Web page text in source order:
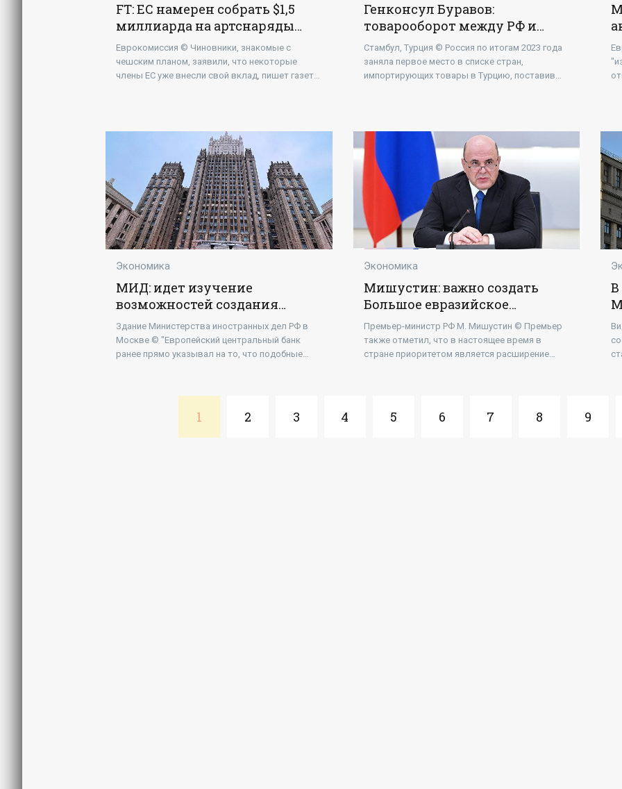
FT: ЕС намерен собрать $1,5
миллиарда на артснаряды
для Киева по плану Чехии -
«Экономика»
Еврокомиссия © Чиновники, знакомые с
чешским планом, заявили, что некоторые
члены ЕС уже внесли свой вклад, пишет газета.
Генконсул Буравов:
товарооборот между РФ и
Турцией в 2023 году достиг
$48,5 млрд - «Экономика»
Стамбул, Турция © Россия по итогам 2023 года
заняла первое место в списке стран,
импортирующих товары в Турцию, поставив
Экономика
МИД: идет изучение
возможностей создания
альтернативной SWIFT
инфраструктуры -
«Экономика»
Здание Министерства иностранных дел РФ в
Москве © "Европейский центральный банк
ранее прямо указывал на то, что подобные
Экономика
Мишустин: важно создать
Большое евразийское
партнерство по инициативе
Путина - «Экономика»
Премьер-министр РФ М. Мишустин © Премьер
также отметил, что в настоящее время в
стране приоритетом является расширение
1 2 3 4 5 6 7 8 9